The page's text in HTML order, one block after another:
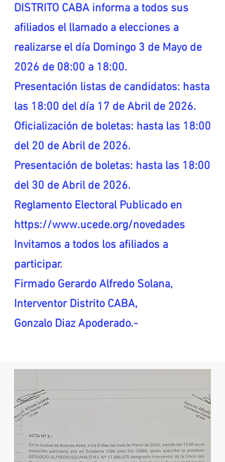
DISTRITO CABA informa a todos sus
afiliados el llamado a elecciones a
realizarse el día Domingo 3 de Mayo de
2026 de 08:00 a 18:00.
Presentación listas de candidatos: hasta
las 18:00 del día 17 de Abril de 2026.
Oficialización de boletas: hasta las 18:00
del 20 de Abril de 2026.
Presentación de boletas: hasta las 18:00
del 30 de Abril de 2026.
Reglamento Electoral Publicado en
https://www.ucede.org/novedades
Invitamos a todos los afiliados a
participar.
Firmado Gerardo Alfredo Solana,
Interventor Distrito CABA,
Gonzalo Diaz Apoderado.-